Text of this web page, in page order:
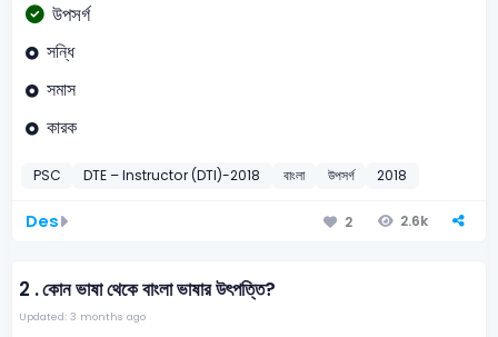
উপসর্গ
সন্ধি
সমাস
কারক
PSC DTE – Instructor (DTI)-2018 বাংলা উপসর্গ 2018
Des 2 2.6k
2 .কোন ভাষা থেকে বাংলা ভাষার উৎপত্তি?
Updated: 3 months ago